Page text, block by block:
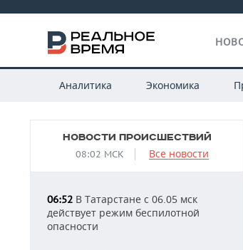
Аналитика Экономика
НОВОСТИ ПРОИСШЕСТВИЙ
08:02 МСК Все новости
06:52 В Татарстане с 06.05 мск
действует режим беспилотной
опасности